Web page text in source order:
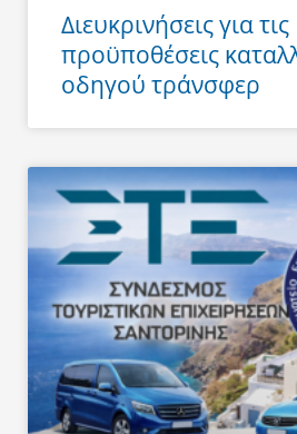
Διευκρινήσεις για τις
προϋποθέσεις
οδηγού τράνσφερ